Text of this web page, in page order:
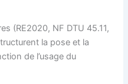
(RE2020, NF DTU 45.11,
la pose et la
de l’usage du